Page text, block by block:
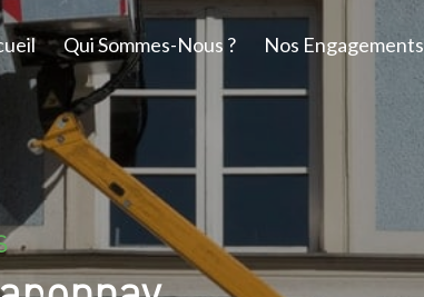
Qui Sommes-Nous ? Nos Engagements